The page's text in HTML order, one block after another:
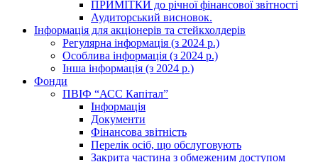
ПРИМІТКИ до річної фінансової звітності
Аудиторський висновок.
Інформація для акціонерів та стейкхолдерів
Регулярна інформація (з 2024 р.)
Особлива інформація (з 2024 р.)
Інша інформація (з 2024 р.)
Фонди
ПВІФ “АСС Капітал”
Інформація
Документи
Фінансова звітність
Перелік осіб, що обслуговують
Закрита частина з обмеженим доступом